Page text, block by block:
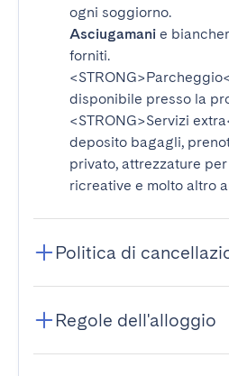
ogni soggiorno.
Asciugamani e
forniti.
disponibile presso la
<STRONG>Servizi
deposito bagagli,
privato, attrezzature
ricreative e molto altro
Politica di
Regole dell'alloggio